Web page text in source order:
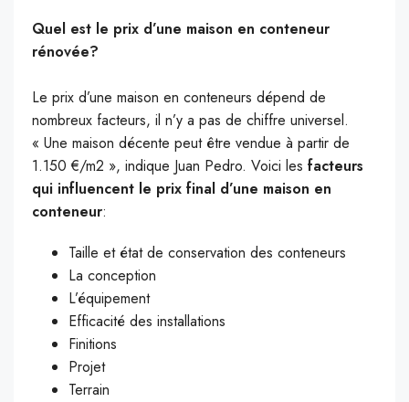
Quel est le prix d’une maison en conteneur
rénovée?
Le prix d’une maison en conteneurs dépend de
nombreux facteurs, il n’y a pas de chiffre universel.
« Une maison décente peut être vendue à partir de
1.150 €/m2 », indique Juan Pedro. Voici les facteurs
qui influencent le prix final d’une maison en
conteneur:
Taille et état de conservation des conteneurs
La conception
L’équipement
Efficacité des installations
Finitions
Projet
Terrain